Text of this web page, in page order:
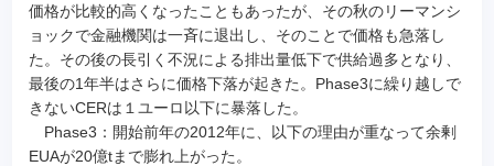
価格が比較的高くなったこともあったが、その秋のリーマンシ
ョックで金融機関は一斉に退出し、そのことで価格も急落し
た。その後の長引く不況による排出量低下で供給過多となり、
最後の1年半はさらに価格下落が起きた。Phase3に繰り越しで
きないCERは１ユーロ以下に暴落した。
Phase3：開始前年の2012年に、以下の理由が重なって余剰
EUAが20億tまで膨れ上がった。